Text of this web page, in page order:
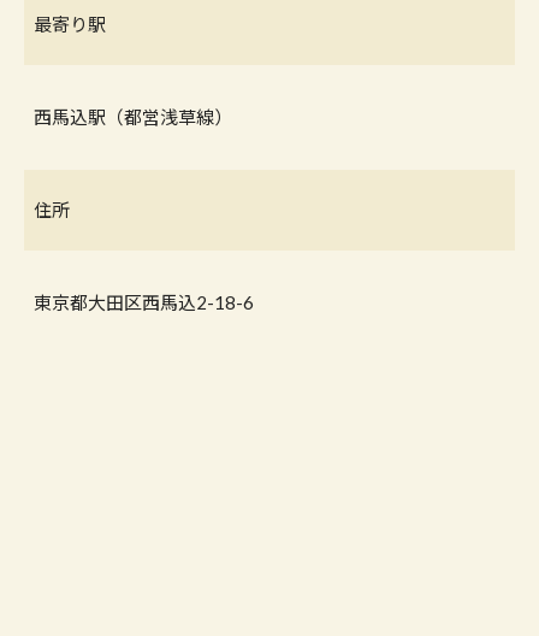
最寄り駅
西馬込駅（都営浅草線）
住所
東京都大田区西馬込2-18-6